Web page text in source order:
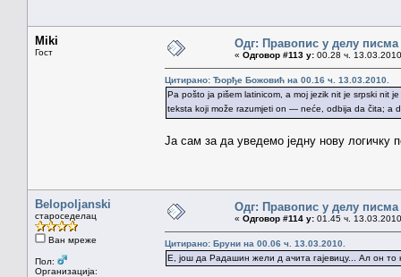
Miki
Гост
Одг: Правопис у делу писма
« Одговор #113 у: 00.28 ч.
Цитирано: Ђорђе Божовић на 00.16 ч. 13.03.2010.
Pa pošto ja pišem latinicom, a moj jezik nit je srpski nit
teksta koji može razumjeti on — neće, odbija da čita; a
Ја сам за да уведемо једну нову логичку
Belopoljanski
староседелац
Ван мреже
Пол:
Организација:
Одг: Правопис у делу писма
« Одговор #114 у: 01.45 ч.
Цитирано: Бруни на 00.06 ч. 13.03.2010.
Е, још да Радашин жели д ачита гајевицу... Ал он